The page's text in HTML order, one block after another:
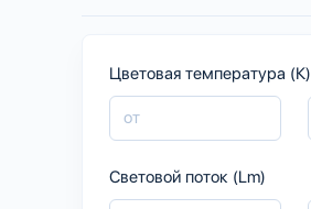
Цветовая температура (К)
Световой поток (Lm)